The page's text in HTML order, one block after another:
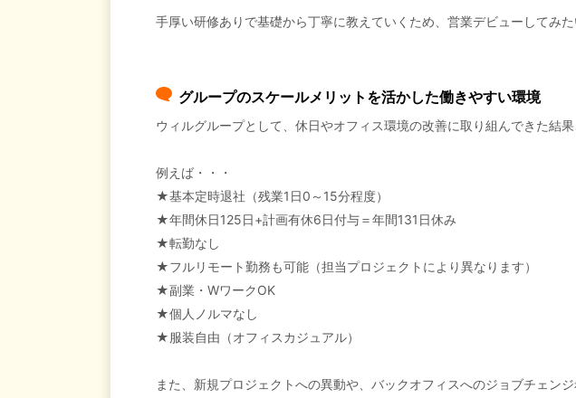
手厚い研修ありで基礎から丁寧に教えていくため、営業デビューしてみ
グループのスケールメリットを活かした働きやすい環境
ウィルグループとして、休日やオフィス環境の改善に取り組んできた結
例えば・・・
★基本定時退社（残業1日0～15分程度）
★年間休日125日+計画有休6日付与＝年間131日休み
★転勤なし
★フルリモート勤務も可能（担当プロジェクトにより異なります）
★副業・WワークOK
★個人ノルマなし
★服装自由（オフィスカジュアル）
また、新規プロジェクトへの異動や、バックオフィスへのジョブチェン